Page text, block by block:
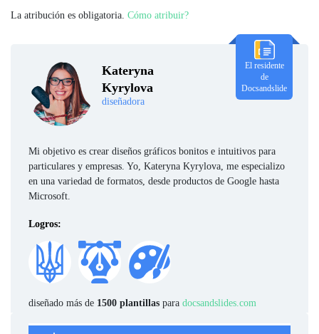
Kateryna
Kyrylova
diseñadora
El residente
de
Docsandslide
Mi objetivo es crear diseños gráficos bonitos e intuitivos para
particulares y empresas. Yo, Kateryna Kyrylova, me especializo
en una variedad de formatos, desde productos de Google hasta
Microsoft.
Logros:
diseñado más de 1500 plantillas para docsandslides.com
La atribución es obligatoria. Cómo atribuir?